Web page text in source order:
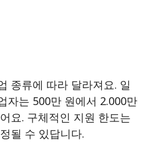
종류에 따라 달라져요. 일
자는 500만 원에서 2.000만
요. 구체적인 지원 한도는
될 수 있답니다.